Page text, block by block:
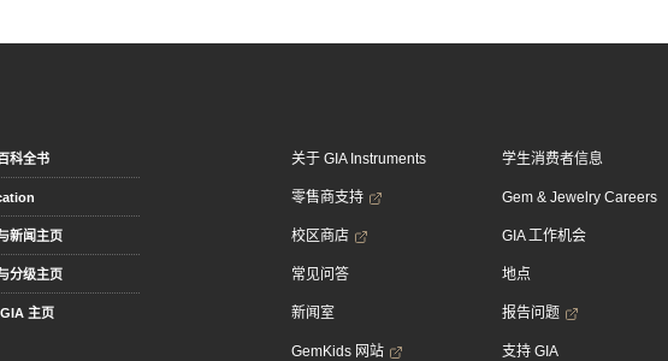
科全书
新闻主页
分级主页
主页
关于 GIA Instruments
零售商支持
校区商店
常见问答
新闻室
GemKids 网站
学生消费者信息
Gem & Jewelry Careers
GIA 工作机会
地点
报告问题
支持 GIA